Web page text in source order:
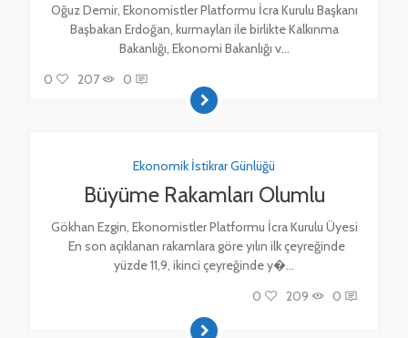
Oğuz Demir, Ekonomistler Platformu İcra Kurulu Başkanı
Başbakan Erdoğan, kurmayları ile birlikte Kalkınma
Bakanlığı, Ekonomi Bakanlığı v...
0
207 0
Ekonomik İstikrar Günlüğü
Büyüme Rakamları Olumlu
Gökhan Ezgin, Ekonomistler Platformu İcra Kurulu Üyesi
En son açıklanan rakamlara göre yılın ilk çeyreğinde
yüzde 11,9, ikinci çeyreğinde y�...
0
209 0